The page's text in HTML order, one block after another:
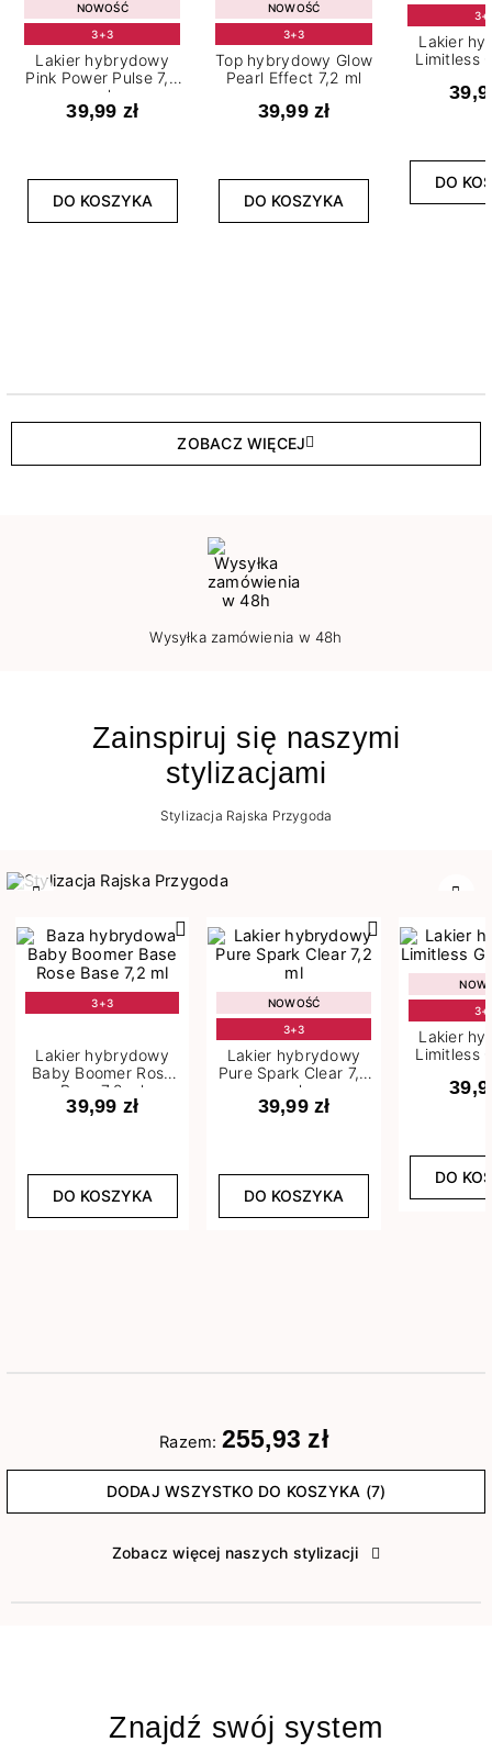
NOWOŚĆ
3+3
Lakier hybrydowy
Pink Power Pulse 7,2
ml
39,99 zł
DO KOSZYKA
NOWOŚĆ
3+3
Top hybrydowy Glow
Pearl Effect 7,2 ml
39,99 zł
DO KOSZYKA
Lakier
Limitless
DO
ZOBACZ WIĘCEJ
Wysyłka zamówienia w 48h
Zainspiruj się naszymi
stylizacjami
Stylizacja Rajska Przygoda
3+3
Lakier hybrydowy
Baby Boomer Rose
Base 7,2 ml
39,99 zł
DO KOSZYKA
NOWOŚĆ
3+3
Lakier hybrydowy
Pure Spark Clear 7,2
ml
39,99 zł
DO KOSZYKA
Lakier
Limitless
DO
Razem: 255,93 zł
DODAJ WSZYSTKO DO KOSZYKA (7)
Zobacz więcej naszych stylizacji
Znajdź swój system